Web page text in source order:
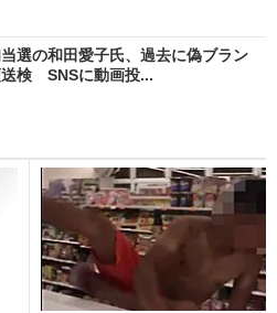
選の和田愛子氏、過去に偽ブラン
送検 SNSに動画投...